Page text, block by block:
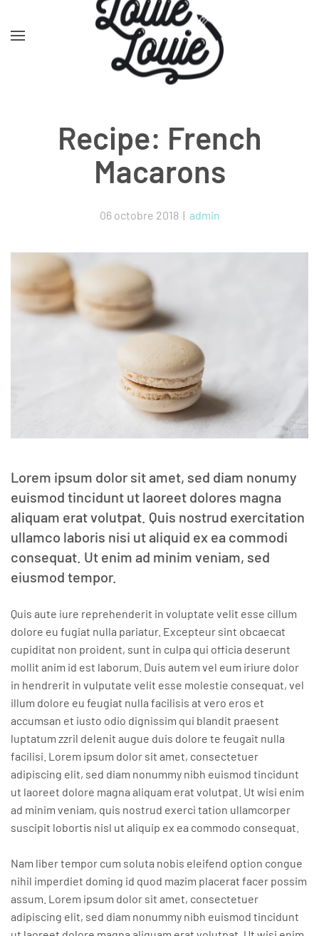
Skip to main content
Recipe: French
Macarons
06 octobre 2018| admin
Lorem ipsum dolor sit amet, sed diam nonumy
euismod tincidunt ut laoreet dolores magna
aliquam erat volutpat. Quis nostrud exercitation
ullamco laboris nisi ut aliquid ex ea commodi
consequat. Ut enim ad minim veniam, sed
eiusmod tempor.
Quis aute iure reprehenderit in voluptate velit esse cillum
dolore eu fugiat nulla pariatur. Excepteur sint obcaecat
cupiditat non proident, sunt in culpa qui officia deserunt
mollit anim id est laborum. Duis autem vel eum iriure dolor
in hendrerit in vulputate velit esse molestie consequat, vel
illum dolore eu feugiat nulla facilisis at vero eros et
accumsan et iusto odio dignissim qui blandit praesent
luptatum zzril delenit augue duis dolore te feugait nulla
facilisi. Lorem ipsum dolor sit amet, consectetuer
adipiscing elit, sed diam nonummy nibh euismod tincidunt
ut laoreet dolore magna aliquam erat volutpat. Ut wisi enim
ad minim veniam, quis nostrud exerci tation ullamcorper
suscipit lobortis nisl ut aliquip ex ea commodo consequat.
Nam liber tempor cum soluta nobis eleifend option congue
nihil imperdiet doming id quod mazim placerat facer possim
assum. Lorem ipsum dolor sit amet, consectetuer
adipiscing elit, sed diam nonummy nibh euismod tincidunt